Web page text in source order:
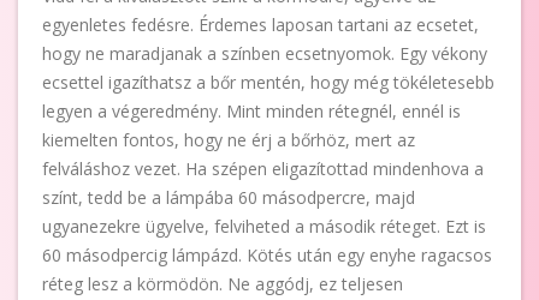
egyenletes fedésre. Érdemes laposan tartani az ecsetet,
hogy ne maradjanak a színben ecsetnyomok. Egy vékony
ecsettel igazíthatsz a bőr mentén, hogy még tökéletesebb
legyen a végeredmény. Mint minden rétegnél, ennél is
kiemelten fontos, hogy ne érj a bőrhöz, mert az
felváláshoz vezet. Ha szépen eligazítottad mindenhova a
színt, tedd be a lámpába 60 másodpercre, majd
ugyanezekre ügyelve, felviheted a második réteget. Ezt is
60 másodpercig lámpázd. Kötés után egy enyhe ragacsos
réteg lesz a körmödön. Ne aggódj, ez teljesen